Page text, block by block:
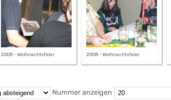
2008 - Weihnachtsfeier 2008 - Weihnachtsfeier
Nummer anzeigen